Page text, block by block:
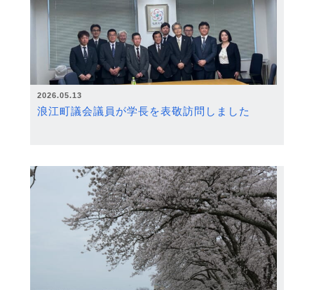
2026.05.13
浪江町議会議員が学長を表敬訪問しました